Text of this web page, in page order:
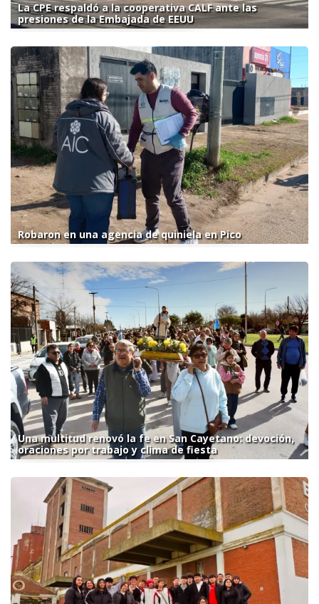
La CPE respaldó a la cooperativa CALF ante las
presiones de la Embajada de EEUU
Robaron en una agencia de quiniela en Pico
Una multitud renovó la fe en San Cayetano: devoción,
oraciones por trabajo y clima de fiesta